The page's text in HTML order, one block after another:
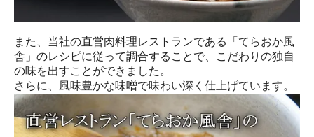
また、当社の直営肉料理レストランである「てらおか風
舎」のレシピに従って調合することで、こだわりの独自
の味を出すことができました。
さらに、風味豊かな味噌で味わい深く仕上げています。